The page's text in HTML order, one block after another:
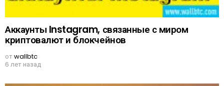
Аккаунты Instagram, связанные с миром
криптовалют и блокчейнов
отwallbtc
6 лет назад